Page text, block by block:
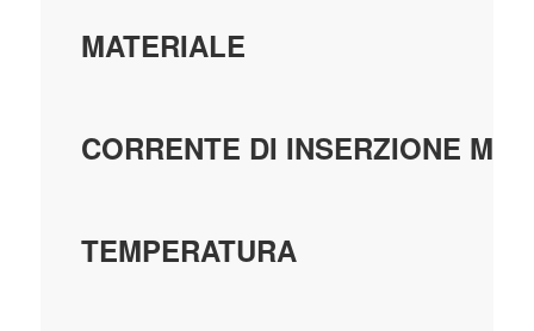
MATERIALE
CORRENTE DI INSERZIONE
TEMPERATURA